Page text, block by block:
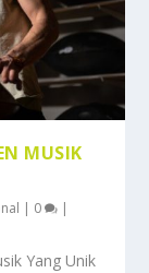
MUSIK
| 0 |
Yang Unik